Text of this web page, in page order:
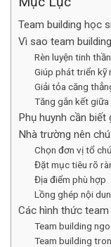
Team building học
Vì sao team
Rèn luyện tinh
Giúp phát triển kỹ
Giải tỏa căng
Tăng gắn kết
Phụ huynh cần biết
Nhà trường nên
Chọn đơn vị tổ
Đặt mục tiêu rõ
Địa điểm phù hợp
Lồng ghép nội
Các hình thức
Team building
Team building